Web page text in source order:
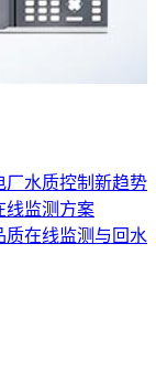
厂水质控制新趋势
线监测方案
质在线监测与回水